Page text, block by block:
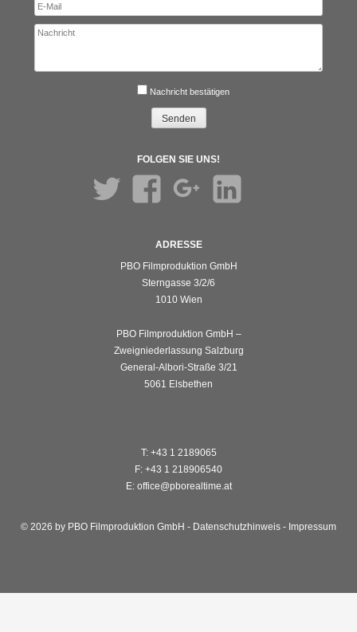
Nachricht bestätigen
FOLGEN SIE UNS!
Twitter
Facebook Google+ LinkedIn
ADRESSE
PBO Filmproduktion GmbH
Sterngasse 3/2/6
1010 Wien
PBO Filmproduktion GmbH –
Zweigniederlassung Salzburg
General-Albori-Straße 3/21
5061 Elsbethen
T: +43 1 2189065
F: +43 1 218906540
E: office@pborealtime.at
© 2026 by PBO Filmproduktion GmbH - Datenschutzhinweis - Impressum